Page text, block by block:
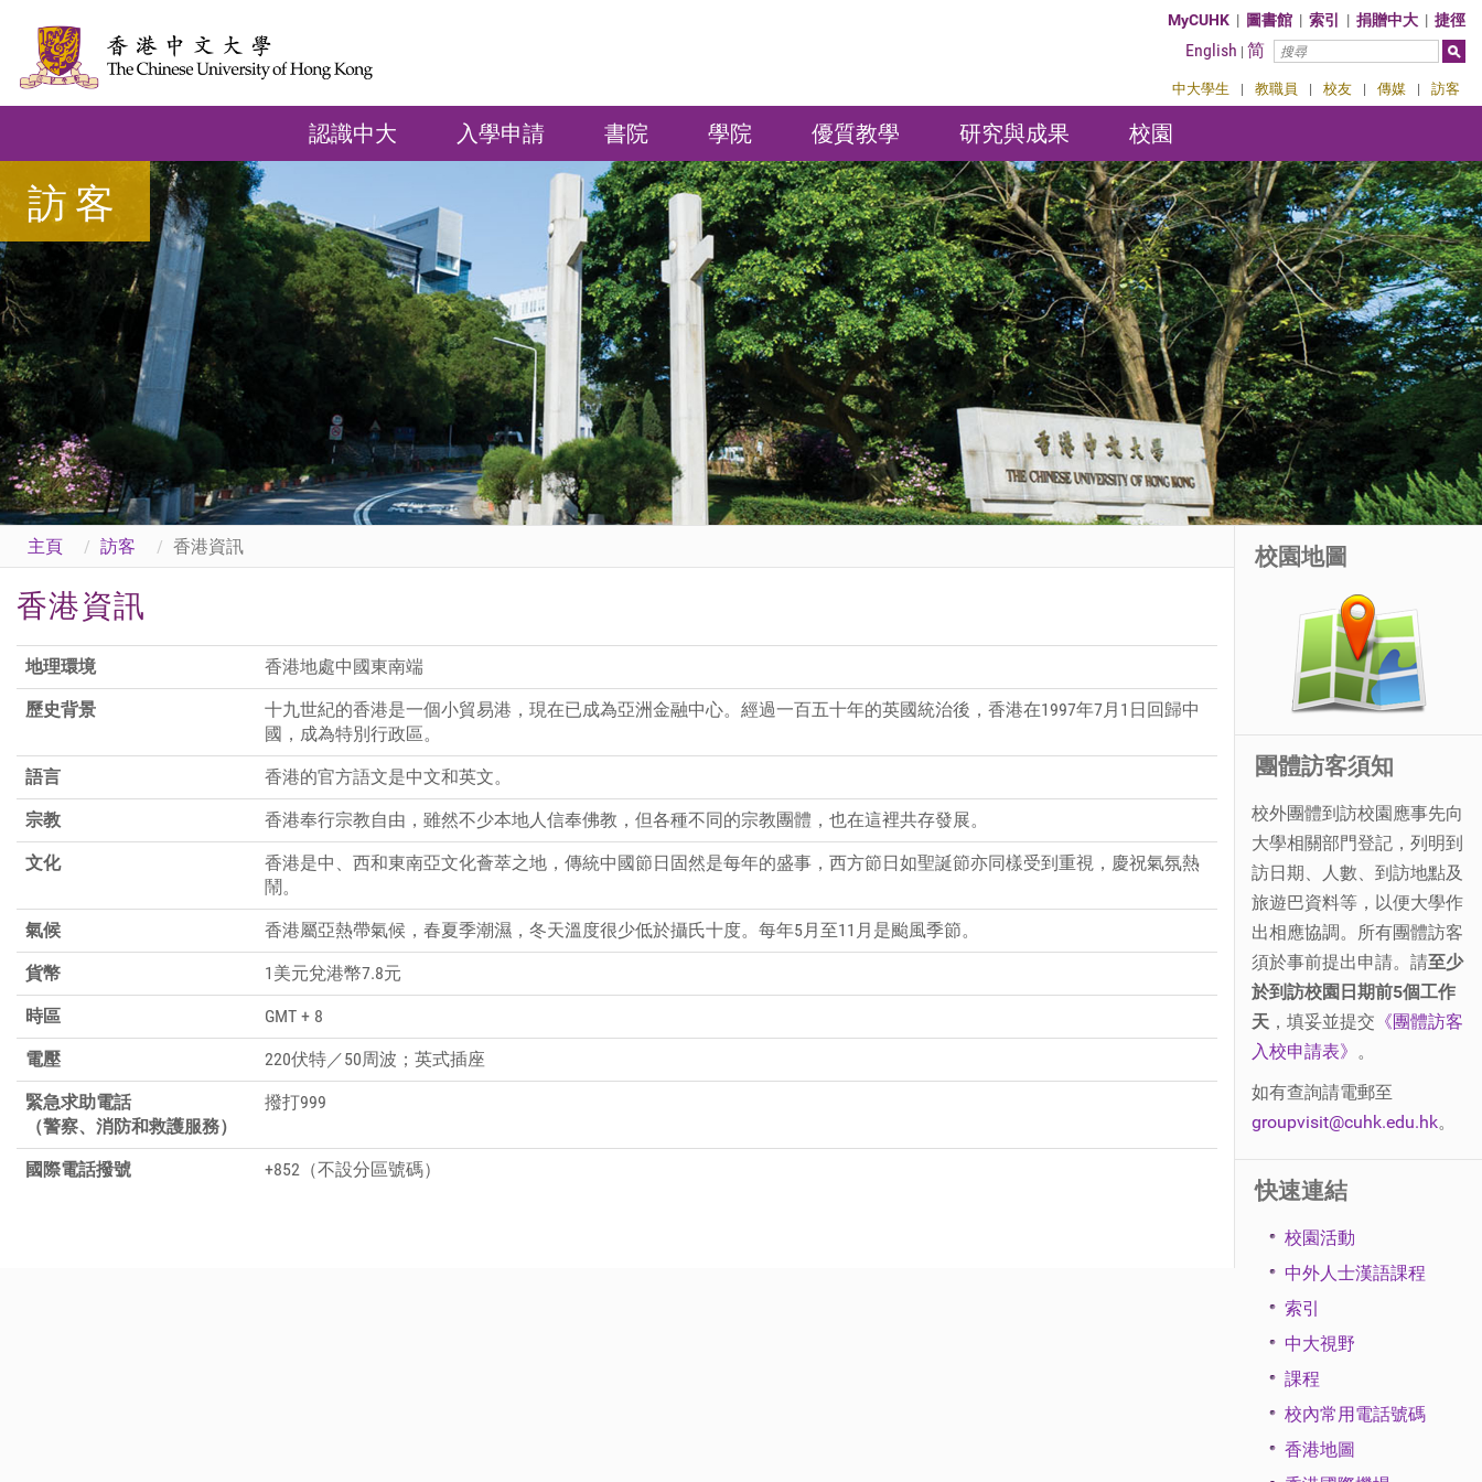
MyCUHK | 圖書館 | 索引 | 捐贈中大 | 捷徑
English | 简
中大學生 | 教職員 | 校友 | 傳媒 | 訪客
認識中大 入學申請 書院 學院 優質教學 研究與成果 校園
訪客
主頁 訪客 香港資訊
香港資訊
地理環境 香港地處中國東南端
歷史背景
十九世紀的香港是一個小貿易港，現在已成為亞洲金融中心。經過一百五十年的英國統治後，香港在1997年7月1日回歸中
國，成為特別行政區。
語言 香港的官方語文是中文和英文。
宗教 香港奉行宗教自由，雖然不少本地人信奉佛教，但各種不同的宗教團體，也在這裡共存發展。
文化
香港是中、西和東南亞文化薈萃之地，傳統中國節日固然是每年的盛事，西方節日如聖誕節亦同樣受到重視，慶祝氣氛熱
鬧。
氣候 香港屬亞熱帶氣候，春夏季潮濕，冬天溫度很少低於攝氏十度。每年5月至11月是颱風季節。
貨幣 1美元兌港幣7.8元
時區 GMT + 8
電壓 220伏特／50周波；英式插座
緊急求助電話
（警察、消防和救護服務）
撥打999
國際電話撥號 +852（不設分區號碼）
校園地圖
團體訪客須知
校外團體到訪校園應事先向
大學相關部門登記，列明到
訪日期、人數、到訪地點及
旅遊巴資料等，以便大學作
出相應協調。所有團體訪客
須於事前提出申請。請至少
於到訪校園日期前5個工作
天 ，填妥並提交 《團體訪客
入校申請表》 。
如有查詢請電郵至
groupvisit@cuhk.edu.hk。
快速連結
校園活動
中外人士漢語課程
索引
中大視野
課程
校內常用電話號碼
香港地圖